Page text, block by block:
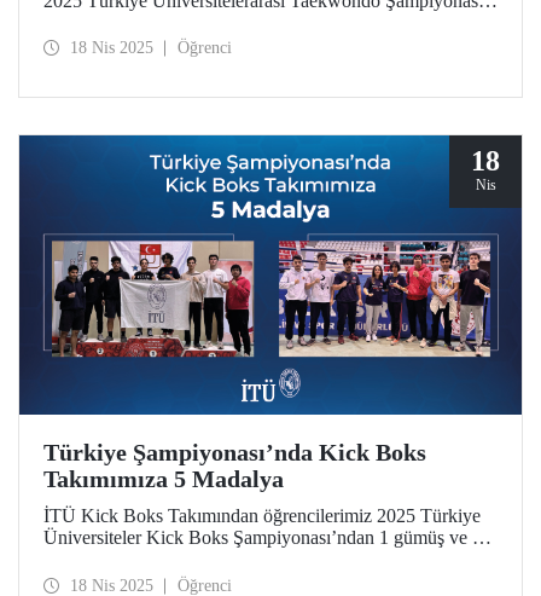
şampiyonada gümüş madalya kazandı.
18 Nis 2025 Öğrenci
18
Nis
Türkiye Şampiyonası’nda Kick Boks
Takımımıza 5 Madalya
İTÜ Kick Boks Takımından öğrencilerimiz 2025 Türkiye
Üniversiteler Kick Boks Şampiyonası’ndan 1 gümüş ve 4
18 Nis 2025 Öğrenci